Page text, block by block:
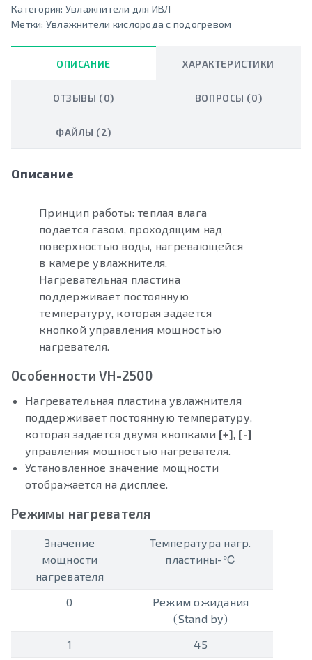
Категория: Увлажнители для ИВЛ
Метки: Увлажнители кислорода с подогревом
ОПИСАНИЕ ХАРАКТЕРИСТИКИ
ОТЗЫВЫ (0) ВОПРОСЫ (0)
ФАЙЛЫ (2)
Описание
Принцип работы: теплая влага
подается газом, проходящим над
поверхностью воды, нагревающейся
в камере увлажнителя.
Нагревательная пластина
поддерживает постоянную
температуру, которая задается
кнопкой управления мощностью
нагревателя.
Особенности VH-2500
Нагревательная пластина увлажнителя
поддерживает постоянную температуру,
которая задается двумя кнопками [+], [-]
управления мощностью нагревателя.
Установленное значение мощности
отображается на дисплее.
Режимы нагревателя
Значение
мощности
нагревателя
Температура нагр.
пластины-℃
0
Режим ожидания
(Stand by)
1
45